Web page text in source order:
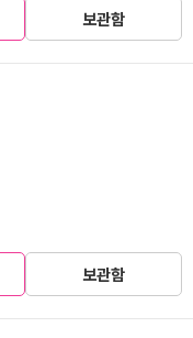
보관함
보관함